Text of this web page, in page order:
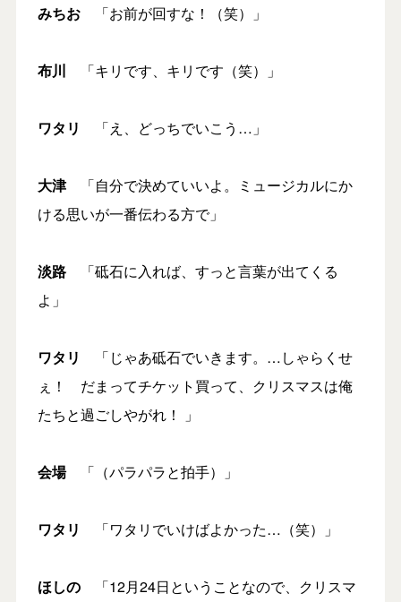
みちお「お前が回すな！（笑）」
布川 「キリです、キリです（笑）」
ワタリ 「え、どっちでいこう…」
大津「自分で決めていいよ。ミュージカルにか
ける思いが一番伝わる方で」
淡路「砥石に入れば、すっと言葉が出てくる
よ」
ワタリ
「じゃあ砥石でいきます。…しゃらくせ
ぇ！ だまってチケット買って、クリスマスは俺
たちと過ごしやがれ！ 」
会場「（パラパラと拍手）」
ワタリ 「ワタリでいけばよかった…（笑）」
ほしの「12月24日ということなので、クリスマ